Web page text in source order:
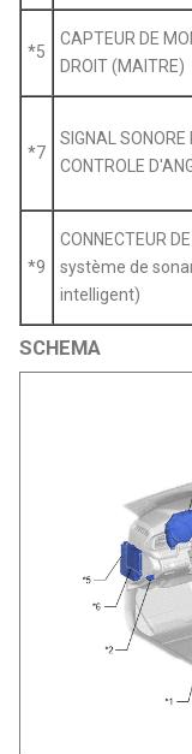
*5
CAPTEUR DE
DROIT (MAITRE)
*7
SIGNAL SONORE
CONTROLE
*9
CONNECTEUR
système de
intelligent)
SCHEMA